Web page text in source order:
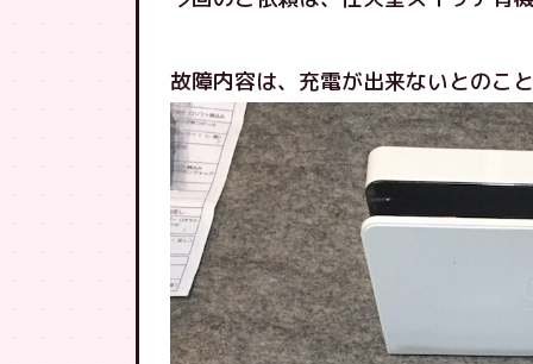
故障内容は、充電が出来ないとのこ